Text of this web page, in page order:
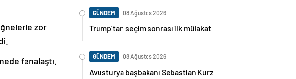
zor
fenalaştı.
GÜNDEM 08 Ağustos 2026
Trump’tan seçim sonrası ilk mülakat
GÜNDEM 08 Ağustos 2026
Avusturya başbakanı Sebastian Kurz